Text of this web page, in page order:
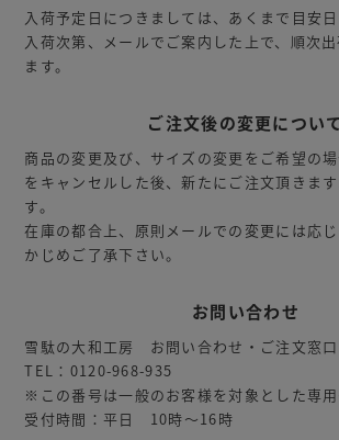
入荷予定日につきましては、あくまで目安日
入荷次第、メールでご案内した上で、順次
ます。
ご注文後の変更につい
商品の変更及び、サイズの変更をご希望の
をキャンセルした後、新たにご注文頂きま
す。
在庫の都合上、原則メールでの変更には応
かじめご了承下さい。
お問い合わせ
雪駄の大和工房 お問い合わせ・ご注文窓口
TEL：0120-968-935
※この番号は一般のお客様を対象とした専用
受付時間：平日 10時～16時